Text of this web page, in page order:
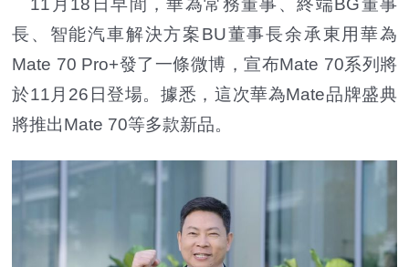
11月18日早間，華為常務董事、終端BG董事
長、智能汽車解決方案BU董事長余承東用華為
Mate 70 Pro+發了一條微博，宣布Mate 70系列將
於11月26日登場。據悉，這次華為Mate品牌盛典
將推出Mate 70等多款新品。